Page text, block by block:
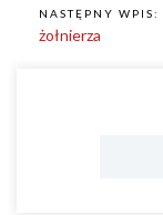
NASTĘPNY WPIS:
żołnierza